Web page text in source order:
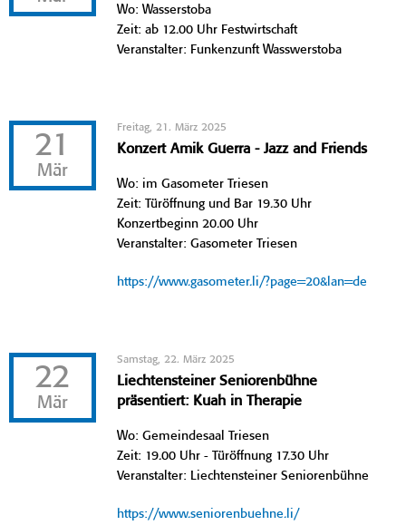
Wo: Wasserstoba
Zeit: ab 12.00 Uhr Festwirtschaft
Veranstalter: Funkenzunft Wasswerstoba
21
Mär
Freitag, 21. März 2025
Konzert Amik Guerra - Jazz and Friends
Wo: im Gasometer Triesen
Zeit: Türöffnung und Bar 19.30 Uhr
Konzertbeginn 20.00 Uhr
Veranstalter: Gasometer Triesen
https://www.gasometer.li/?page=20&lan=de
22
Mär
Samstag, 22. März 2025
Liechtensteiner Seniorenbühne
präsentiert: Kuah in Therapie
Wo: Gemeindesaal Triesen
Zeit: 19.00 Uhr - Türöffnung 17.30 Uhr
Veranstalter: Liechtensteiner Seniorenbühne
https://www.seniorenbuehne.li/